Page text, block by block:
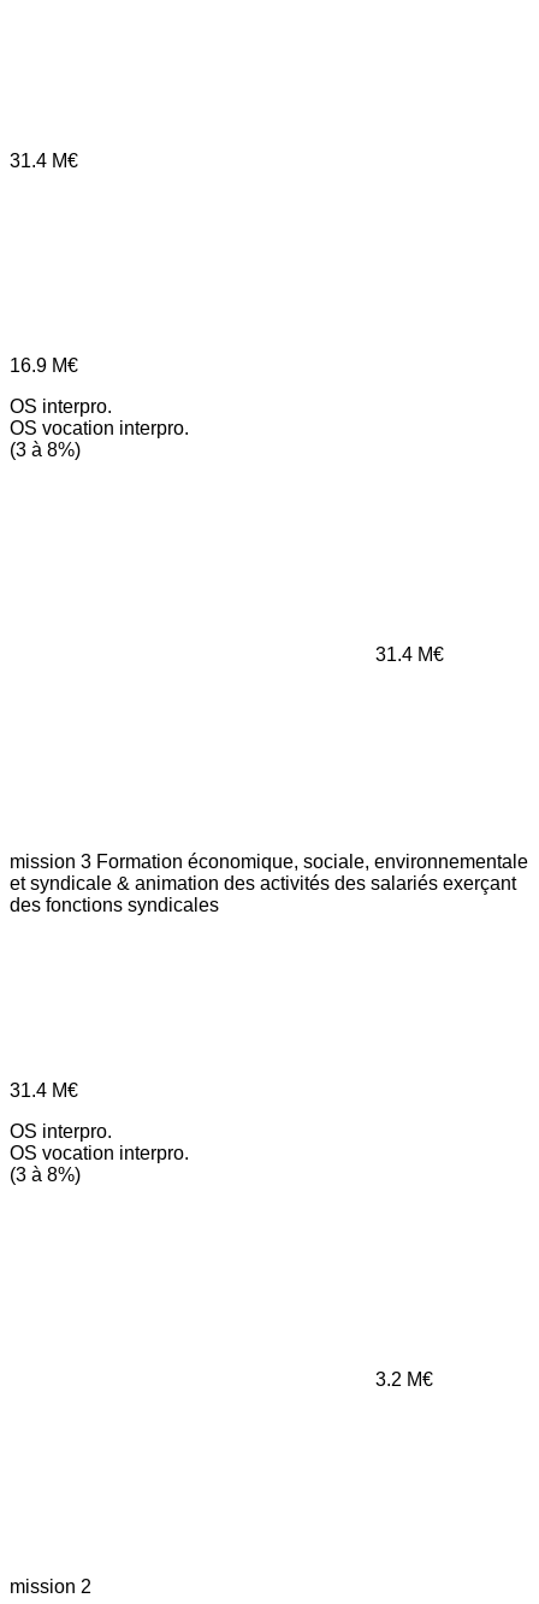
31.4 M€
16.9 M€
OS interpro.
OS vocation interpro.
(3 à 8%)
31.4 M€
mission 3 Formation économique, sociale, environnementale
et syndicale & animation des activités des salariés exerçant
des fonctions syndicales
31.4 M€
OS interpro.
OS vocation interpro.
(3 à 8%)
3.2 M€
mission 2